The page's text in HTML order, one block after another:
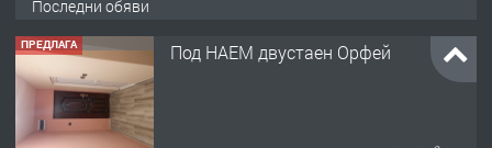
Последни обяви
ПРЕДЛАГА Под НАЕМ двустаен Орфей